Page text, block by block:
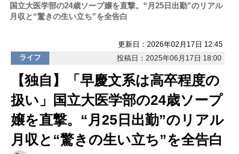
国立大医学部の24歳ソープ嬢を直撃。“月25日出勤”のリアル
月収と“驚きの生い立ち”を全告白
更新日：2026年02月17日 12:45
ライフ
投稿日：2025年06月17日 18:00
【独自】「早慶文系は高卒程度の
扱い」国立大医学部の24歳ソープ
嬢を直撃。“月25日出勤”のリアル
月収と“驚きの生い立ち”を全告白